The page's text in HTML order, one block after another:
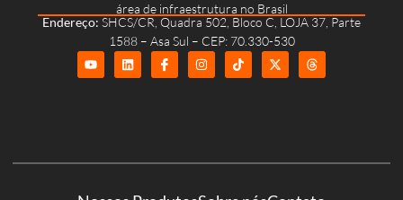
área de infraestrutura no Brasil
Endereço: SHCS/CR, Quadra 502, Bloco C, LOJA 37, Parte
1588 – Asa Sul – CEP: 70.330-530